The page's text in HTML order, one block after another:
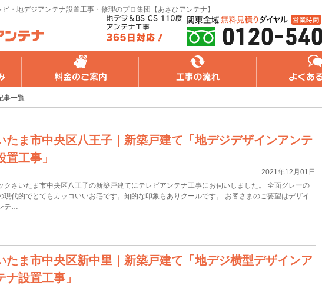
・地デジアンテナ設置工事・修理のプロ集団【あさひアンテナ】
工事の流れ よくある質問 無料web見積り
事一覧
たま市中央区八王子｜新築戸建て「地デジデザインアンテ
置工事」
2021年12月01日
クさいたま市中央区八王子の新築戸建てにテレビアンテナ工事にお伺いしました。 全面グレーの
現代的でとてもカッコいいお宅です。知的な印象もありクールです。 お客さまのご要望はデザイ
テ…
たま市中央区新中里｜新築戸建て「地デジ横型デザインア
ナ設置工事」